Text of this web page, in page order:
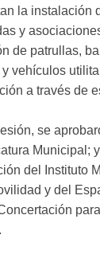
la instalación
y
de patrullas,
vehículos
a través de
se
Municipal;
del Instituto
y del